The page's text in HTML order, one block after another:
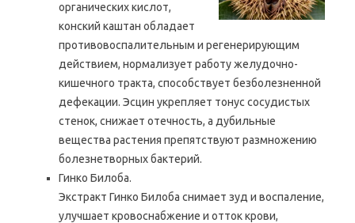
органических кислот,
конский каштан обладает
противовоспалительным и регенерирующим
действием, нормализует работу желудочно-
кишечного тракта, способствует безболезненной
дефекации. Эсцин укрепляет тонус сосудистых
стенок, снижает отечность, а дубильные
вещества растения препятствуют размножению
болезнетворных бактерий.
Гинко Билоба.
Экстракт Гинко Билоба снимает зуд и воспаление,
улучшает кровоснабжение и отток крови,